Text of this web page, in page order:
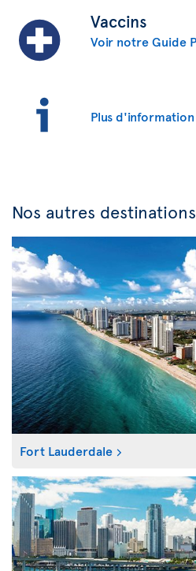
Vaccins
Voir notre Guide
Plus d'information
Nos autres
Fort Lauderdale